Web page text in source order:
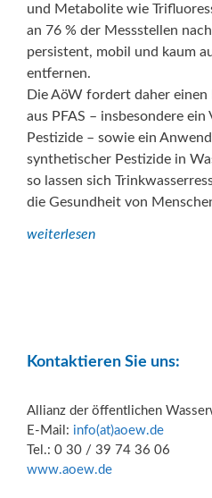
und Metabolite wie
an 76 % der Messstellen
persistent, mobil und kaum
entfernen.
Die AöW fordert daher
aus PFAS – insbesondere
Pestizide – sowie ein
synthetischer Pestizide in
so lassen sich
die Gesundheit von
weiterlesen
Kontaktieren Sie uns:
Allianz der öffentlichen
E-Mail: info(at)aoew.de
Tel.: 0 30 / 39 74 36 06
www.aoew.de